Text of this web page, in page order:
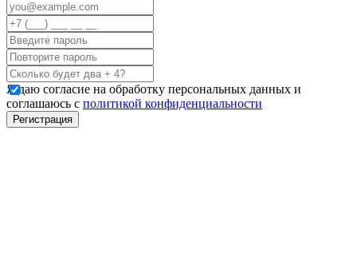
Я даю согласие на обработку персональных данных и
соглашаюсь с политикой конфиденциальности
Регистрация